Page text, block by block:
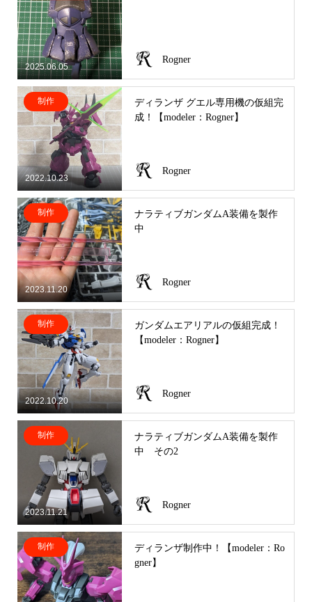
2025.06.05
Rogner
2022.10.23
制作
ディランザ グエル専用機の仮組完
成！【modeler：Rogner】
Rogner
2023.11.20
制作
ナラティブガンダムA装備を製作
中
Rogner
2022.10.20
制作
ガンダムエアリアルの仮組完成！
【modeler：Rogner】
Rogner
2023.11.21
制作
ナラティブガンダムA装備を製作
中 その2
Rogner
制作
ディランザ制作中！【modeler：Ro
gner】